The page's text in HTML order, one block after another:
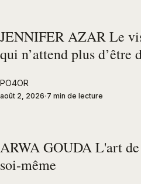
JENNIFER AZAR Le
qui n’attend plus d’être
PO4OR
août 2, 2026 7 min de lecture
ARWA GOUDA L'art
soi-même